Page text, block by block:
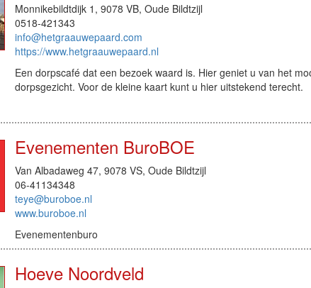
Monnikebildtdijk 1, 9078 VB, Oude Bildtzijl
0518-421343
info@hetgraauwepaard.com
https://www.hetgraauwepaard.nl
Een dorpscafé dat een bezoek waard is. Hier geniet u van het
dorpsgezicht. Voor de kleine kaart kunt u hier uitstekend terecht.
Evenementen BuroBOE
Van Albadaweg 47, 9078 VS, Oude Bildtzijl
06-41134348
teye@buroboe.nl
www.buroboe.nl
Evenementenburo
Hoeve Noordveld